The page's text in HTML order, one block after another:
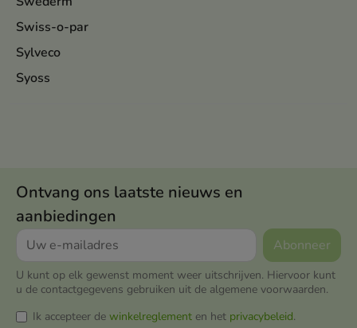
Swiss-o-par
Sylveco
Syoss
Ontvang ons laatste nieuws en
aanbiedingen
U kunt op elk gewenst moment weer uitschrijven. Hiervoor kunt
u de contactgegevens gebruiken uit de algemene voorwaarden.
Ik accepteer de winkelreglement en het privacybeleid.